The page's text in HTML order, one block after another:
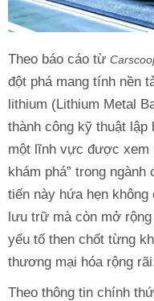
Theo báo cáo từ
đột phá mang tính nền
lithium (Lithium Metal
thành công kỹ thuật lập
một lĩnh vực được xem
khám phá” trong ngành
tiến này hứa hẹn
lưu trữ mà còn mở
yếu tố then chốt từng
thương mại hóa rộng
Theo thông tin chính